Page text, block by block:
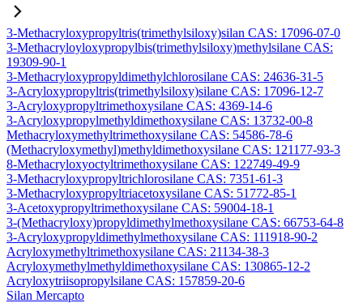
3-Methacryloxypropyltris(trimethylsiloxy)silan CAS: 17096-07-0
3-Methacryloyloxypropylbis(trimethylsiloxy)methylsilane CAS:
19309-90-1
3-Methacryloxypropyldimethylchlorosilane CAS: 24636-31-5
3-Acryloxypropyltris(trimethylsiloxy)silane CAS: 17096-12-7
3-Acryloxypropyltrimethoxysilane CAS: 4369-14-6
3-Acryloxypropylmethyldimethoxysilane CAS: 13732-00-8
Methacryloxymethyltrimethoxysilane CAS: 54586-78-6
(Methacryloxymethyl)methyldimethoxysilane CAS: 121177-93-3
8-Methacryloxyoctyltrimethoxysilane CAS: 122749-49-9
3-Methacryloxypropyltrichlorosilane CAS: 7351-61-3
3-Methacryloxypropyltriacetoxysilane CAS: 51772-85-1
3-Acetoxypropyltrimethoxysilane CAS: 59004-18-1
3-(Methacryloxy)propyldimethylmethoxysilane CAS: 66753-64-8
3-Acryloxypropyldimethylmethoxysilane CAS: 111918-90-2
Acryloxymethyltrimethoxysilane CAS: 21134-38-3
Acryloxymethylmethyldimethoxysilane CAS: 130865-12-2
Acryloxytriisopropylsilane CAS: 157859-20-6
Silan Mercapto